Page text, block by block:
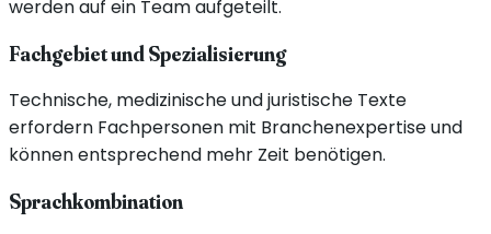
werden auf ein Team aufgeteilt.
Fachgebiet und Spezialisierung
Technische, medizinische und juristische Texte
erfordern Fachpersonen mit Branchenexpertise und
können entsprechend mehr Zeit benötigen.
Sprachkombination